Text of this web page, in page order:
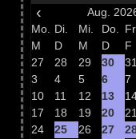
‹ Aug.
Mo. Di. Mi. Do. Fr.
M
D M D F
27
28 29 30 31
3
4 5 6 7
10
11 12 13
17
18 19 20 21
24
25 26 27